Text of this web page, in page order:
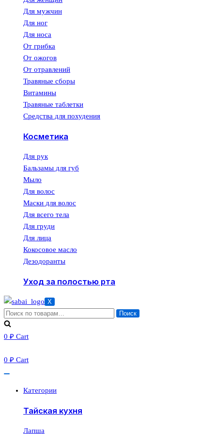
Для мужчин
Для ног
Для носа
От грибка
От ожогов
От отравлений
Травяные сборы
Витамины
Травяные таблетки
Средства для похудения
Косметика
Для рук
Бальзамы для губ
Мыло
Для волос
Маски для волос
Для всего тела
Для груди
Для лица
Кокосовое масло
Дезодоранты
Уход за полостью рта
X
Искать: Поиск
0 ₽ Cart
0 ₽ Cart
Категории
Тайская кухня
Лапша